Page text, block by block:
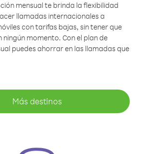
mensual te brinda la flexibilidad
llamadas internacionales a
con tarifas bajas, sin tener que
ningún momento. Con el plan de
puedes ahorrar en las llamadas que
Más destinos